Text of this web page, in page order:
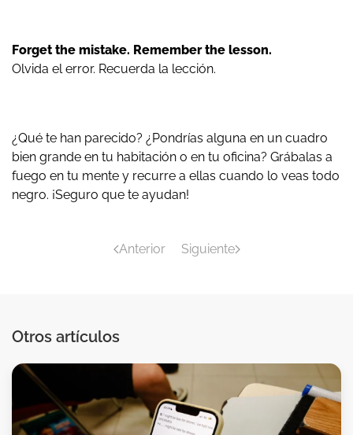
Forget the mistake. Remember the lesson.
Olvida el error. Recuerda la lección.
¿Qué te han parecido? ¿Pondrías alguna en un cuadro
bien grande en tu habitación o en tu oficina? Grábalas a
fuego en tu mente y recurre a ellas cuando lo veas todo
negro. ¡Seguro que te ayudan!
Anterior Siguiente
Otros artículos